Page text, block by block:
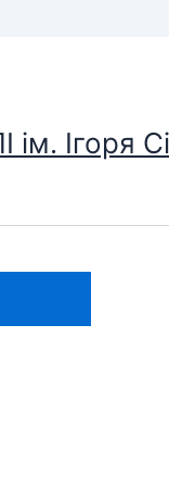
Ігоря